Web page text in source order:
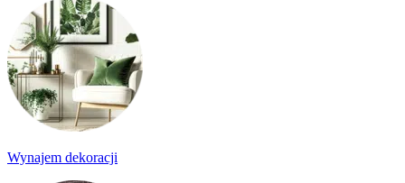
Wynajem dekoracji